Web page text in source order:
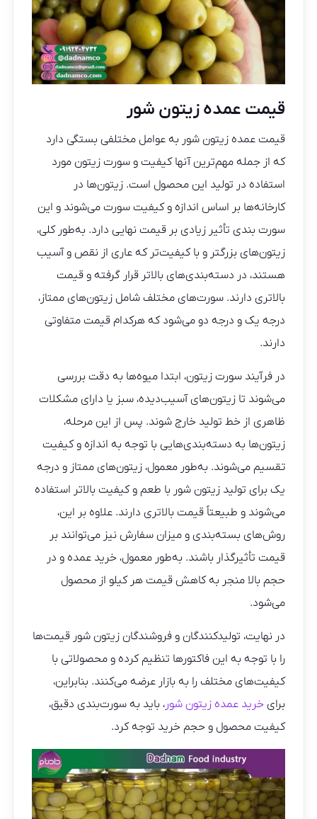
قیمت عمده زیتون شور
قیمت عمده زیتون شور به عوامل مختلفی بستگی دارد
که از جمله مهم‌ترین آنها کیفیت و سورت زیتون مورد
استفاده در تولید این محصول است. زیتون‌ها در
کارخانه‌ها بر اساس اندازه و کیفیت سورت می‌شوند و این
سورت بندی تأثیر زیادی بر قیمت نهایی دارد. به‌طور کلی،
زیتون‌های بزرگتر و با کیفیت‌تر که عاری از نقص و آسیب
هستند، در دسته‌بندی‌های بالاتر قرار گرفته و قیمت
بالاتری دارند. سورت‌های مختلف شامل زیتون‌های ممتاز،
درجه یک و درجه دو می‌شود که هرکدام قیمت متفاوتی
دارند.
در فرآیند سورت زیتون، ابتدا میوه‌ها به دقت بررسی
می‌شوند تا زیتون‌های آسیب‌دیده، سبز یا دارای مشکلات
ظاهری از خط تولید خارج شوند. پس از این مرحله،
زیتون‌ها به دسته‌بندی‌هایی با توجه به اندازه و کیفیت
تقسیم می‌شوند. به‌طور معمول، زیتون‌های ممتاز و درجه
یک برای تولید زیتون شور با طعم و کیفیت بالاتر استفاده
می‌شوند و طبیعتاً قیمت بالاتری دارند. علاوه بر این،
روش‌های بسته‌بندی و میزان سفارش نیز می‌توانند بر
قیمت تأثیرگذار باشند. به‌طور معمول، خرید عمده و در
حجم بالا منجر به کاهش قیمت هر کیلو از محصول
می‌شود.
در نهایت، تولیدکنندگان و فروشندگان زیتون شور قیمت‌ها
را با توجه به این فاکتورها تنظیم کرده و محصولاتی با
کیفیت‌های مختلف را به بازار عرضه می‌کنند. بنابراین،
برایخرید عمده زیتون شور، باید به سورت‌بندی دقیق،
کیفیت محصول و حجم خرید توجه کرد.